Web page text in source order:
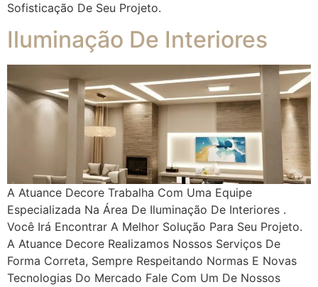
Sofisticação De Seu Projeto.
Iluminação De Interiores
A Atuance Decore Trabalha Com Uma Equipe
Especializada Na Área De Iluminação De Interiores .
Você Irá Encontrar A Melhor Solução Para Seu Projeto.
A Atuance Decore Realizamos Nossos Serviços De
Forma Correta, Sempre Respeitando Normas E Novas
Tecnologias Do Mercado Fale Com Um De Nossos